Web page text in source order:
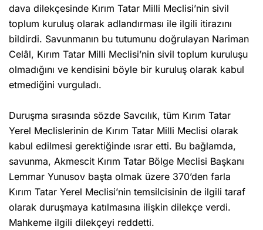
dava dilekçesinde Kırım Tatar Milli Meclisi’nin sivil
toplum kuruluş olarak adlandırması ile ilgili itirazını
bildirdi. Savunmanın bu tutumunu doğrulayan Nariman
Celâl, Kırım Tatar Milli Meclisi’nin sivil toplum kuruluşu
olmadığını ve kendisini böyle bir kuruluş olarak kabul
etmediğini vurguladı.
Duruşma sırasında sözde Savcılık, tüm Kırım Tatar
Yerel Meclislerinin de Kırım Tatar Milli Meclisi olarak
kabul edilmesi gerektiğinde ısrar etti. Bu bağlamda,
savunma, Akmescit Kırım Tatar Bölge Meclisi Başkanı
Lemmar Yunusov başta olmak üzere 370’den farla
Kırım Tatar Yerel Meclisi’nin temsilcisinin de ilgili taraf
olarak duruşmaya katılmasına ilişkin dilekçe verdi.
Mahkeme ilgili dilekçeyi reddetti.